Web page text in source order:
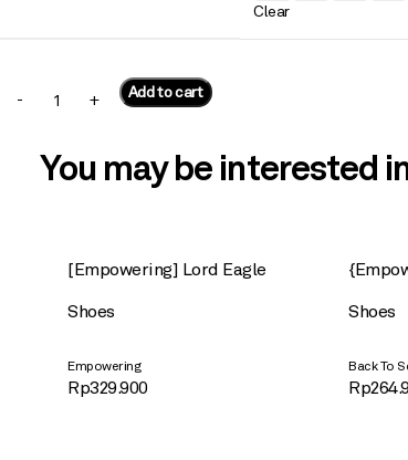
Clear
Add to cart
You may be interested
[Empowering] Lord Eagle
Shoes
Empowering
Rp329.900
Shoes
Back To
Rp